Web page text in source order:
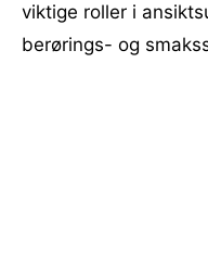
viktige roller i
berørings- og